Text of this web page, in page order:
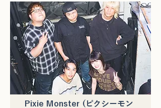
Pixie Monster (ピクシーモン